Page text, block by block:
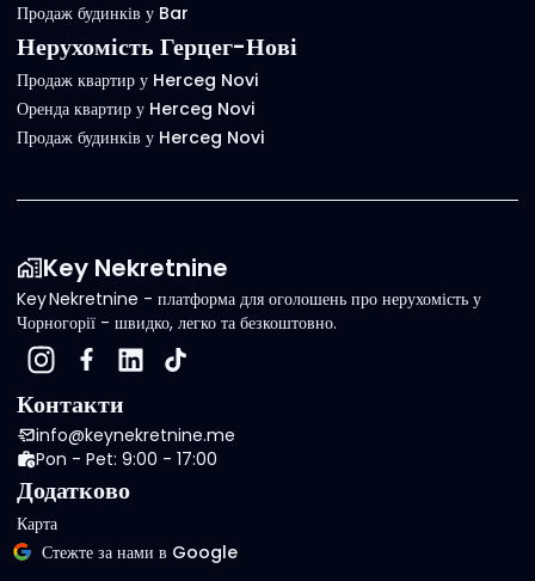
Продаж будинків у Bar
Нерухомість Герцег-Нові
Продаж квартир у Herceg Novi
Оренда квартир у Herceg Novi
Продаж будинків у Herceg Novi
Key Nekretnine
Key Nekretnine - платформа для оголошень про нерухомість у
Чорногорії - швидко, легко та безкоштовно.
Контакти
info@keynekretnine.me
Pon - Pet: 9:00 - 17:00
Додатково
Карта
Стежте за нами в Google